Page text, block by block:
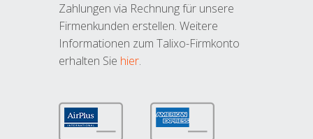
Zahlungen via Rechnung für unsere
Firmenkunden erstellen. Weitere
Informationen zum Talixo-Firmkonto
erhalten Sie hier.